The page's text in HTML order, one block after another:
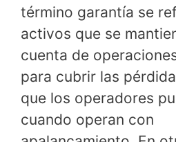
término garantía se
activos que se
cuenta de
para cubrir las
que los operadores
cuando operan con